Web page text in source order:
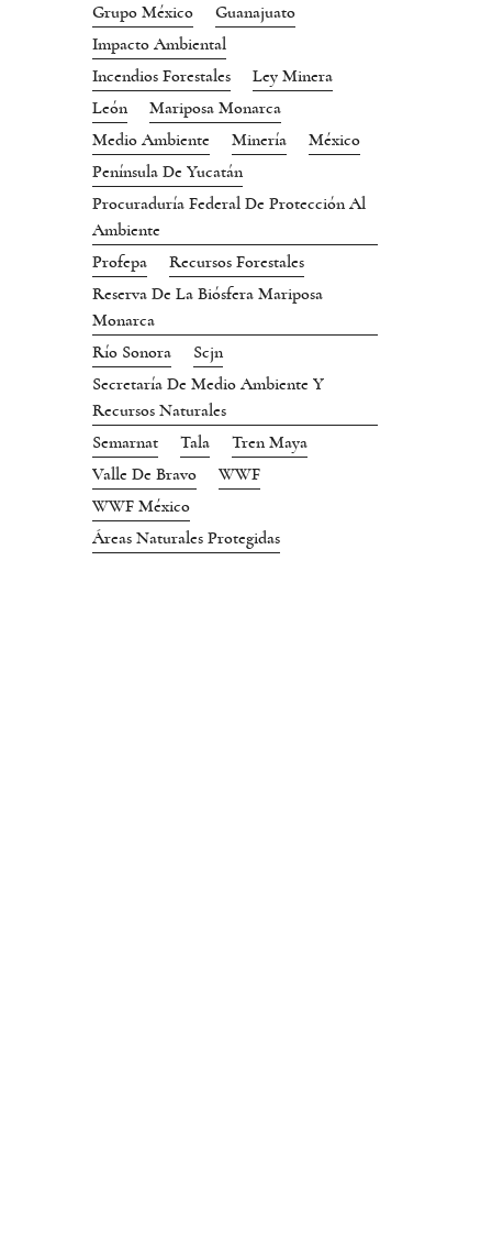
Grupo México
Guanajuato
Impacto Ambiental
Incendios Forestales
Ley Minera
León
Mariposa Monarca
Medio Ambiente
Minería
México
Península De Yucatán
Procuraduría Federal De Protección Al
Ambiente
Profepa
Recursos Forestales
Reserva De La Biósfera Mariposa
Monarca
Río Sonora
Scjn
Secretaría De Medio Ambiente Y
Recursos Naturales
Semarnat
Tala
Tren Maya
Valle De Bravo
WWF
WWF México
Áreas Naturales Protegidas